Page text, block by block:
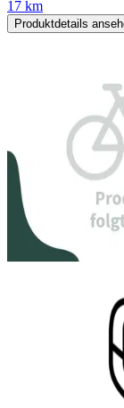
17 km
Produktdetails